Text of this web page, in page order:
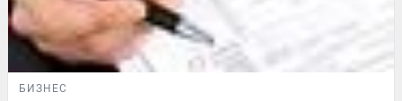
БИЗНЕС